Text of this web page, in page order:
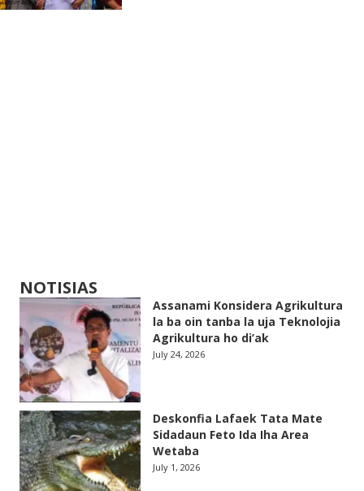
NOTISIAS
Assanami Konsidera Agrikultura
la ba oin tanba la uja Teknolojia
Agrikultura ho di’ak
July 24, 2026
Deskonfia Lafaek Tata Mate
Sidadaun Feto Ida Iha Area
Wetaba
July 1, 2026